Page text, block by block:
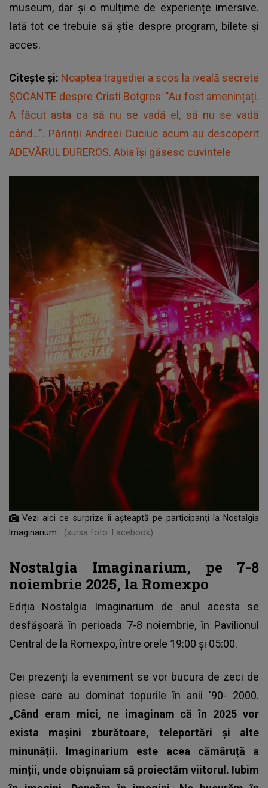
museum, dar și o mulțime de experiențe imersive.
Iată tot ce trebuie să știe despre program, bilete și
acces.
Citește și: Noaptea tragediei a scos la iveală secrete
ȘOCANTE despre Cristi Botgros: "Au fost amenințați.
A făcut asta ca să nu se vadă el, să nu se vadă
când...". Părinții Andreei Cuciuc acum au descoperit
ADEVĂRUL DUREROS. Abia își găsesc cuvintele
Vezi aici ce surprize îi așteaptă pe participanți la Nostalgia
Imaginarium
(sursa foto: Facebook)
Nostalgia Imaginarium, pe 7-8
noiembrie 2025, la Romexpo
Ediția Nostalgia Imaginarium de anul acesta se
desfășoară în perioada 7-8 noiembrie, în Pavilionul
Central de la Romexpo, între orele 19:00 și 05:00.
Cei prezenți la eveniment se vor bucura de zeci de
piese care au dominat topurile în anii '90- 2000.
„Când eram mici, ne imaginam că în 2025 vor
exista mașini zburătoare, teleportări și alte
minunății. Imaginarium este acea cămăruță a
minții, unde obișnuiam să proiectăm viitorul. Iubim